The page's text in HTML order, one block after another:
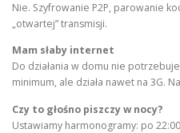
Nie. Szyfrowanie P2P, parowanie
„otwartej” transmisji.
Mam słaby internet
Do działania w domu nie
minimum, ale działa nawet na 3G.
Czy to głośno piszczy w nocy?
Ustawiamy harmonogramy: po